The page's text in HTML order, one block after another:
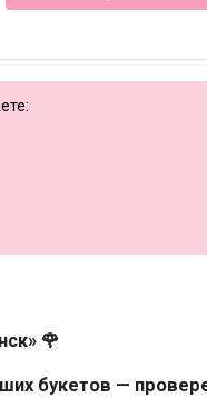
🌹
букетов —